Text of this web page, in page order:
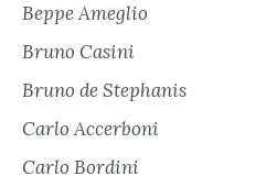
Beppe Ameglio
Bruno Casini
Bruno de Stephanis
Carlo Accerboni
Carlo Bordini